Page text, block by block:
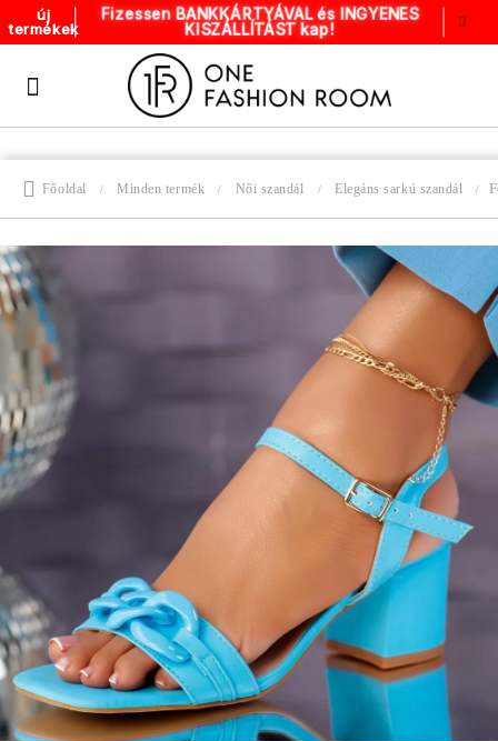
új
termékek
Fizessen BANKKÁRTYÁVAL és INGYENES
KISZÁLLÍTÁST kap!
Főoldal Minden termék Női szandál Elegáns sarkú szandál